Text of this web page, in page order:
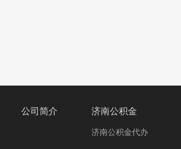
公司简介 济南公积金
济南公积金代办